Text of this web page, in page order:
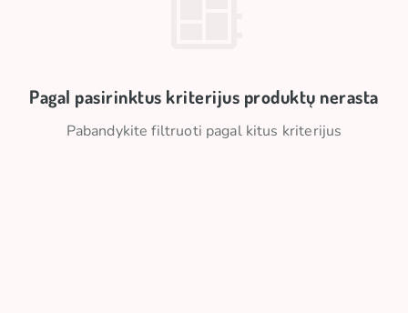
Pagal pasirinktus kriterijus produktų nerasta
Pabandykite filtruoti pagal kitus kriterijus